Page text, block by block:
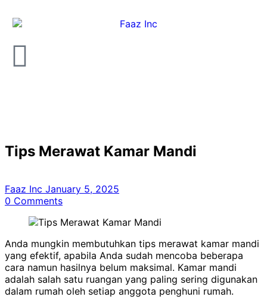
Tips Merawat Kamar Mandi
Faaz Inc January 5, 2025
0 Comments
Anda mungkin membutuhkan tips merawat kamar mandi
yang efektif, apabila Anda sudah mencoba beberapa
cara namun hasilnya belum maksimal. Kamar mandi
adalah salah satu ruangan yang paling sering digunakan
dalam rumah oleh setiap anggota penghuni rumah.